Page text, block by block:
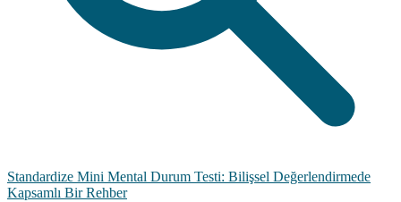
Standardize Mini Mental Durum Testi: Bilişsel Değerlendirmede
Kapsamlı Bir Rehber